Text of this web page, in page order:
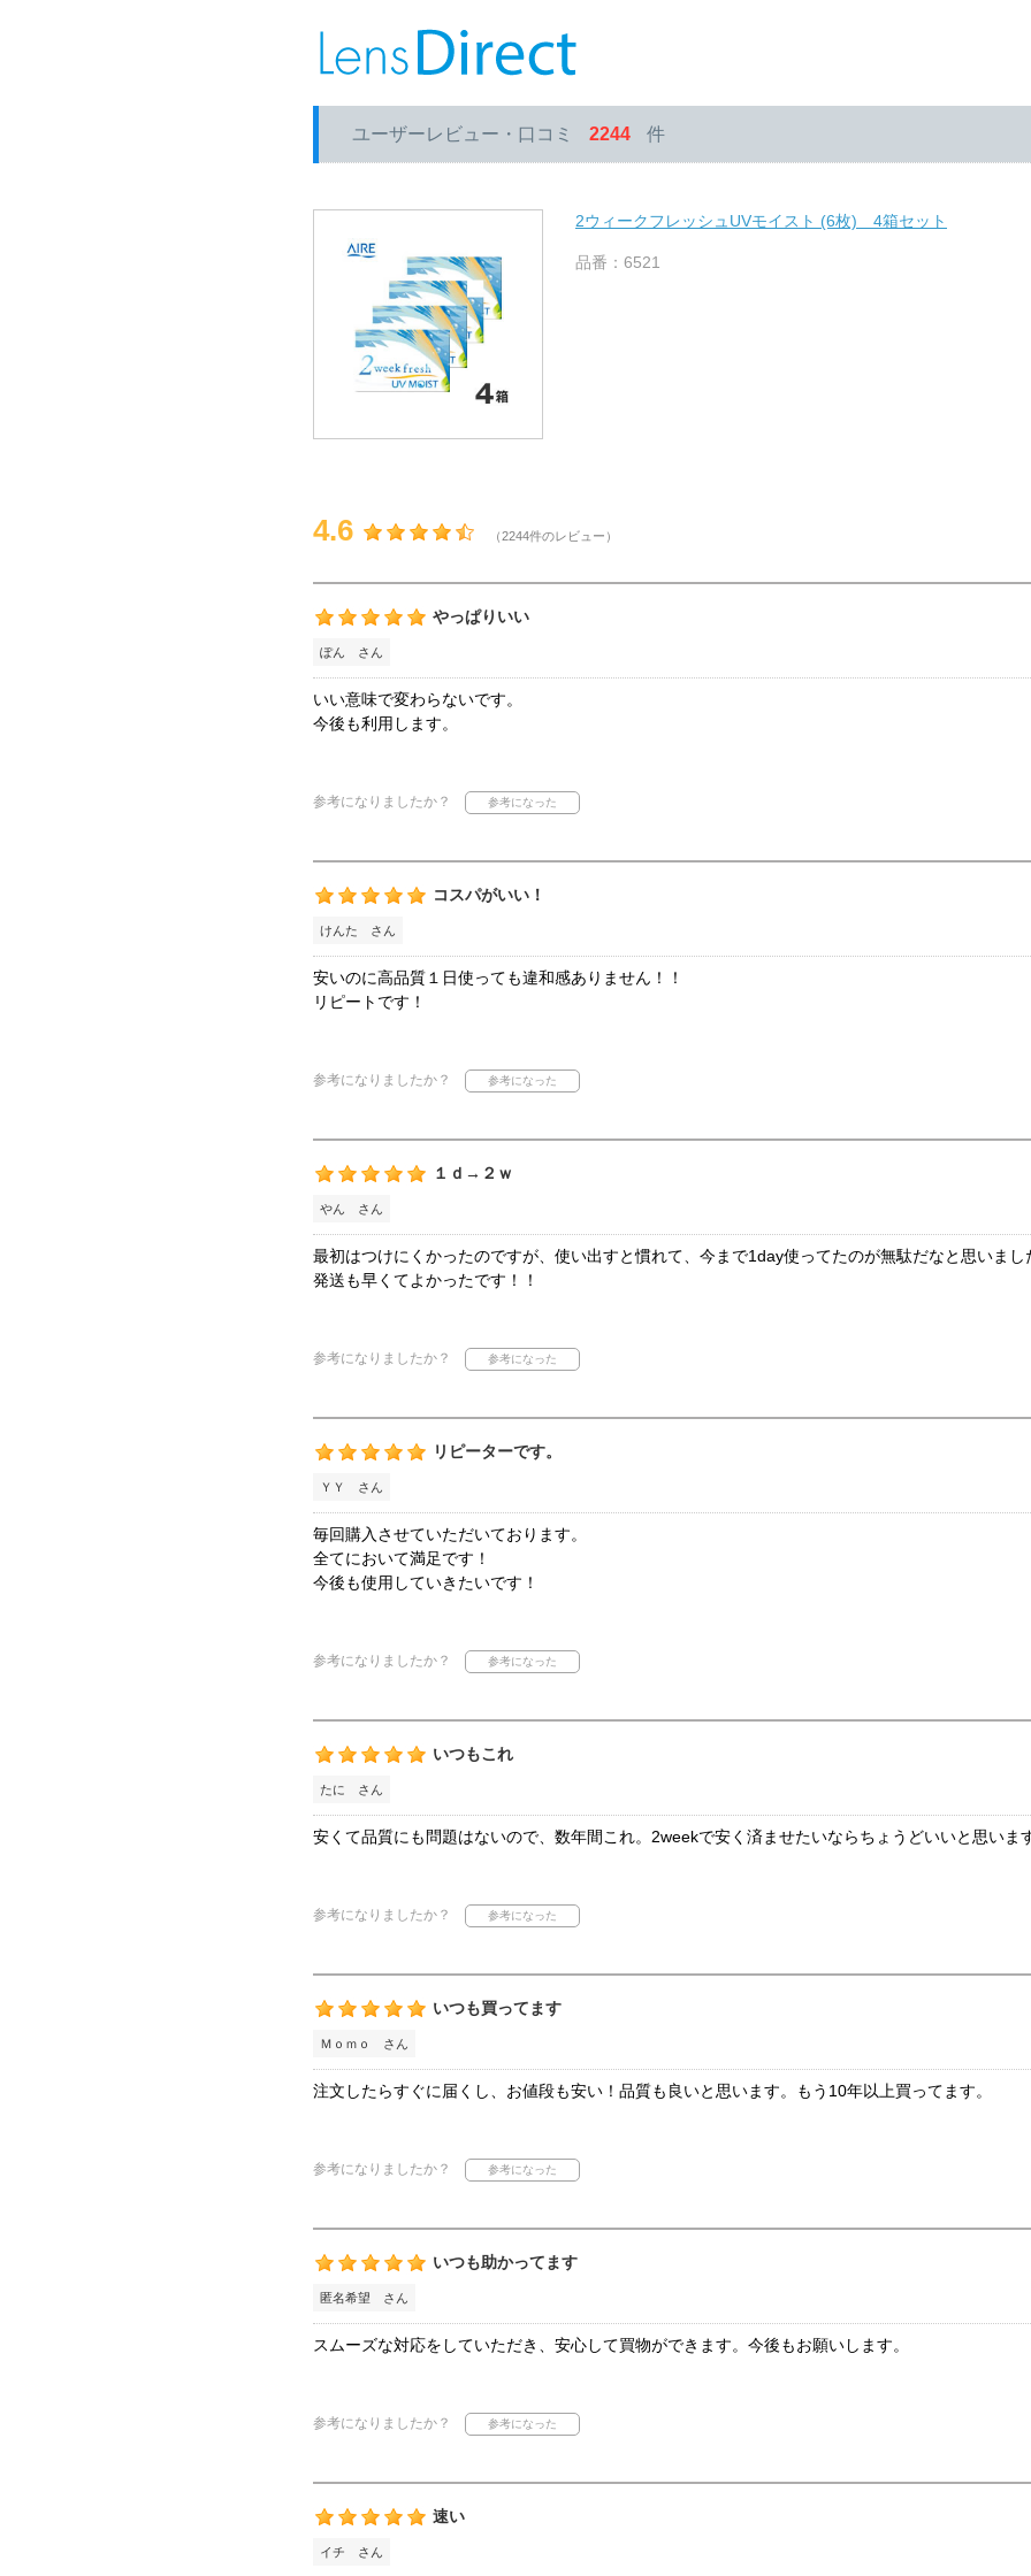
ユーザーレビュー・口コミ 2244 件
2ウィークフレッシュUVモイスト (6枚) 4箱セット
品番：6521
4.6 （2244件のレビュー）
やっぱりいい
ぽん さん
いい意味で変わらないです。
今後も利用します。
参考になりましたか？
コスパがいい！
けんた さん
安いのに高品質１日使っても違和感ありません！！
リピートです！
参考になりましたか？
１ｄ→２ｗ
やん さん
最初はつけにくかったのですが、使い出すと慣れて、今まで1day使ってたのが無駄だなと思いまし
発送も早くてよかったです！！
参考になりましたか？
リピーターです。
ＹＹ さん
毎回購入させていただいております。
全てにおいて満足です！
今後も使用していきたいです！
参考になりましたか？
いつもこれ
たに さん
安くて品質にも問題はないので、数年間これ。2weekで安く済ませたいならちょうどいいと思います
参考になりましたか？
いつも買ってます
Ｍｏｍｏ さん
注文したらすぐに届くし、お値段も安い！品質も良いと思います。もう10年以上買ってます。
参考になりましたか？
いつも助かってます
匿名希望 さん
スムーズな対応をしていただき、安心して買物ができます。今後もお願いします。
参考になりましたか？
速い
イチ さん